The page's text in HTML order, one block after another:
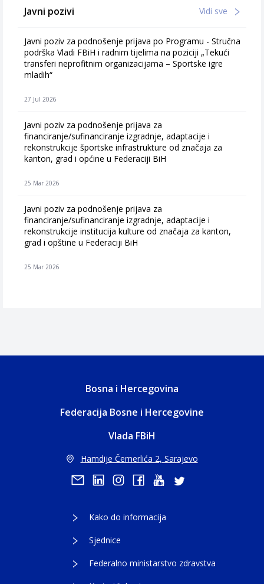
Javni pozivi Vidi sve
Javni poziv za podnošenje prijava po Programu - Stručna
podrška Vladi FBiH i radnim tijelima na poziciji „Tekući
transferi neprofitnim organizacijama – Sportske igre
mladih“
27 Jul 2026
Javni poziv za podnošenje prijava za
financiranje/sufinanciranje izgradnje, adaptacije i
rekonstrukcije športske infrastrukture od značaja za
kanton, grad i općine u Federaciji BiH
25 Mar 2026
Javni poziv za podnošenje prijava za
financiranje/sufinanciranje izgradnje, adaptacije i
rekonstrukcije institucija kulture od značaja za kanton,
grad i opštine u Federaciji BiH
25 Mar 2026
Bosna i Hercegovina
Federacija Bosne i Hercegovine
Vlada FBiH
Hamdije Čemerlića 2, Sarajevo
Kako do informacija
Sjednice
Federalno ministarstvo zdravstva